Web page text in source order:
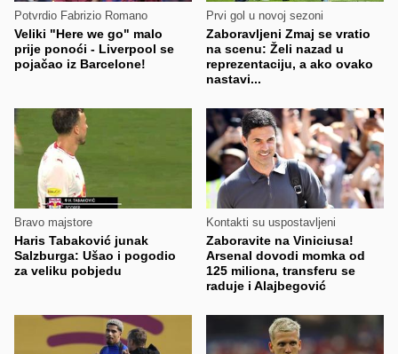
Potvrdio Fabrizio Romano
Veliki "Here we go" malo
prije ponoći - Liverpool se
pojačao iz Barcelone!
Prvi gol u novoj sezoni
Zaboravljeni Zmaj se vratio
na scenu: Želi nazad u
reprezentaciju, a ako ovako
nastavi...
Bravo majstore
Haris Tabaković junak
Salzburga: Ušao i pogodio
za veliku pobjedu
Kontakti su uspostavljeni
Zaboravite na Viniciusa!
Arsenal dovodi momka od
125 miliona, transferu se
raduje i Alajbegović